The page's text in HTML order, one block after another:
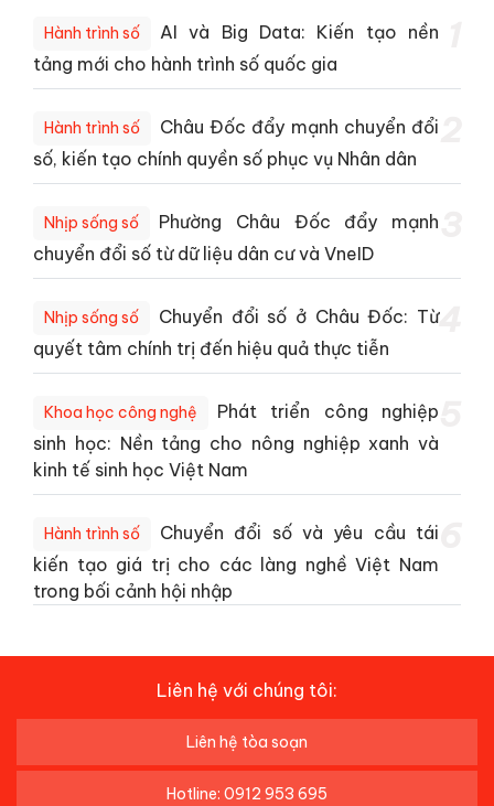
Hành trình số
AI và Big Data: Kiến tạo nền
tảng mới cho hành trình số quốc gia
Hành trình số
Châu Đốc đẩy mạnh chuyển đổi
số, kiến tạo chính quyền số phục vụ Nhân dân
Nhịp sống số
Phường Châu Đốc đẩy mạnh
chuyển đổi số từ dữ liệu dân cư và VneID
Nhịp sống số
Chuyển đổi số ở Châu Đốc: Từ
quyết tâm chính trị đến hiệu quả thực tiễn
4
Khoa học công nghệ
Phát triển công nghiệp
sinh học: Nền tảng cho nông nghiệp xanh và
kinh tế sinh học Việt Nam
Hành trình số
Chuyển đổi số và yêu cầu tái
kiến tạo giá trị cho các làng nghề Việt Nam
trong bối cảnh hội nhập
Liên hệ với chúng tôi:
Liên hệ tòa soạn
Hotline: 0912 953 695